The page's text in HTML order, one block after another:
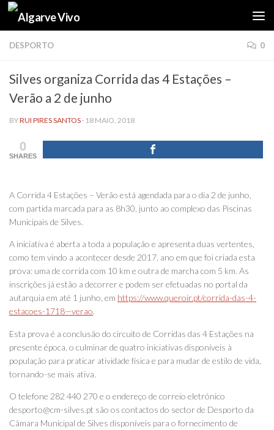
Skip to content
DESPORTO 0
Silves organiza Corrida das 4 Estações –
Verão a 2 de junho
BYRUI PIRES SANTOS · 18 MAIO, 2018
0
SHARES
A Corrida 4 Estações – Verão está agendada para o dia 2 de junho,
com partida marcada para as 8h30, junto ao complexo das Piscinas
Municipais de Silves.
A iniciativa é aberta a toda a população e apresenta duas vertentes,
como tem vindo a acontecer desde 2017, ano em que foi criada esta
prova: uma de corrida com 10 km e outra de marcha com 5 km. As
inscrições já estão a decorrer e podem ser efetuadas no portal da
autarquia em até 1 junho, em https://www.queroir.pt/corrida-das-4-
estacoes-1718—verao.
Esta prova é a conclusão do circuito de Corridas das 4 Estações na
presente época, o culminar de quatro iniciativas disponíveis à
população para praticar atividade física e para mudar de estilo de vida,
tornando-se mais ativa.
O telefone 282 440 270 e o endereço de correio eletrónico
desporto@cm-silves.pt são os contactos do sector de Desporto da
Câmara Municipal de Silves disponíveis para o fornecimento de